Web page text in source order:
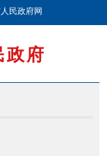
民政府网
政府